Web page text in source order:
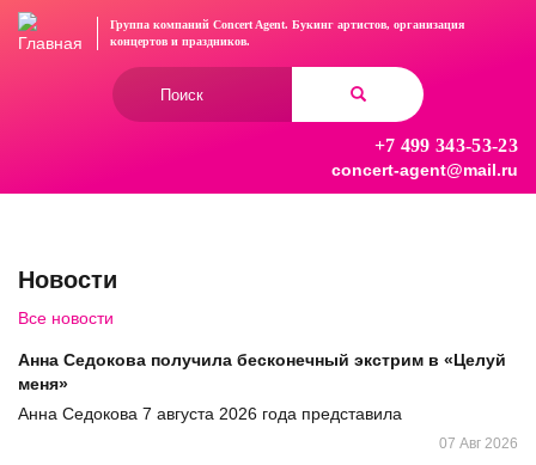
Перейти
Группа компаний Concert Agent. Букинг артистов, организация
концертови праздников.
+7 499 343-53-23
concert-agent@mail.ru
Новости
Все новости
Анна Седокова получила бесконечный экстрим в «Целуй
меня»
Анна Седокова 7 августа 2026 года представила
07 Авг 2026